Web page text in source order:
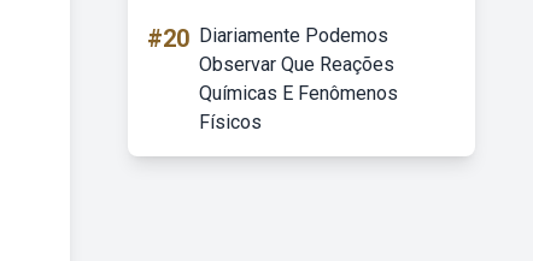
#20 Diariamente Podemos
Observar Que Reações
Químicas E Fenômenos
Físicos